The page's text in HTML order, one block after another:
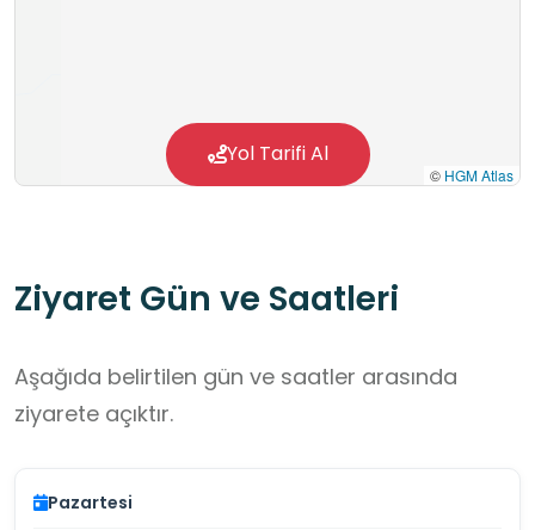
© HGM Atlas
Yol Tarifi Al
Ziyaret Gün ve Saatleri
Aşağıda belirtilen gün ve saatler arasında
ziyarete açıktır.
Pazartesi